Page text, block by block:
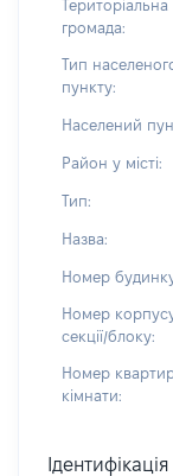
Територіальна
громада:
Тип
пункту:
Населений
Район у місті:
Тип:
Назва:
Номер
Номер
секції/блоку:
Номер
кімнати: